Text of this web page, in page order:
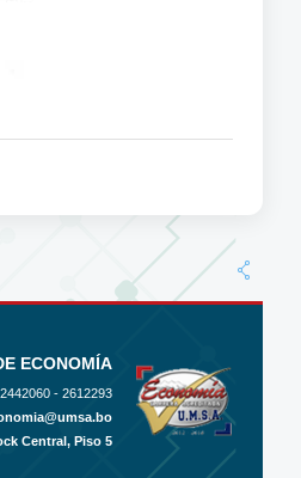
ECONOMÍA
2442060 - 2612293
Central, Piso 5